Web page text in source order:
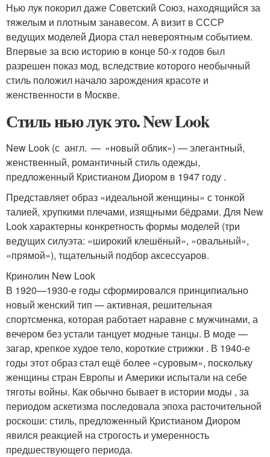
Нью лук покорил даже Советский Союз, находящийся за
тяжелым и плотным занавесом. А визит в СССР
ведущих моделей Диора стал невероятным событием.
Впервые за всю историю в конце 50-х годов был
разрешен показ мод, вследствие которого необычный
стиль положил начало зарождения красоте и
женственности в Москве.
Стиль нью лук это. New Look
New Look (с англ. — «новый облик») — элегантный,
женственный, романтичный стиль одежды,
предложенный Кристианом Диором в 1947 году .
Представляет образ «идеальной женщины» с тонкой
талией, хрупкими плечами, изящными бёдрами. Для New
Look характерны конкретность формы моделей (три
ведущих силуэта: «широкий клешёный», «овальный»,
«прямой»), тщательный подбор аксессуаров.
Кринолин New Look
В 1920—1930-е годы сформировался принципиально
новый женский тип — активная, решительная
спортсменка, которая работает наравне с мужчинами, а
вечером без устали танцует модные танцы. В моде —
загар, крепкое худое тело, короткие стрижки . В 1940-е
годы этот образ стал ещё более «суровым», поскольку
женщины стран Европы и Америки испытали на себе
тяготы войны. Как обычно бывает в истории моды , за
периодом аскетизма последовала эпоха расточительной
роскоши: стиль, предложенный Кристианом Диором
явился реакцией на строгость и умеренность
предшествующего периода.